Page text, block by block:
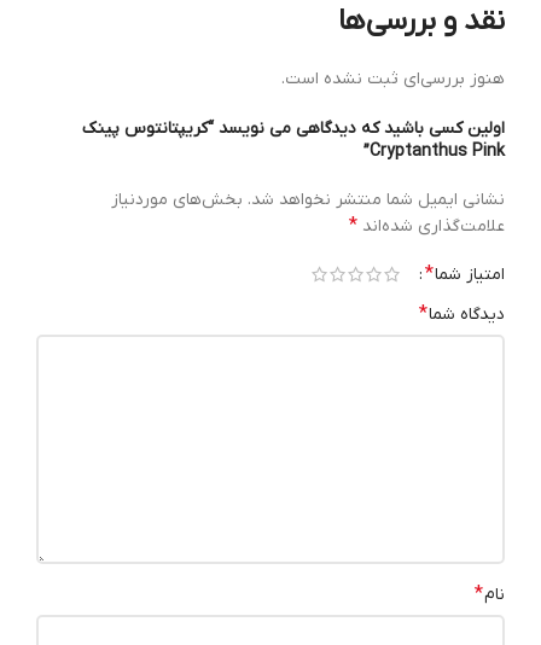
نقد و بررسی‌ها
هنوز بررسی‌ای ثبت نشده است.
اولین کسی باشید که دیدگاهی می نویسد “کریپتانتوس پینک
Cryptanthus Pink”
نشانی ایمیل شما منتشر نخواهد شد. بخش‌های موردنیاز
علامت‌گذاری شده‌اند *
امتیاز شما*
دیدگاه شما*
نام*